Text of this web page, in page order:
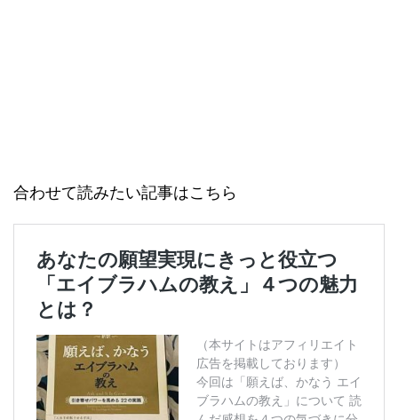
合わせて読みたい記事はこちら